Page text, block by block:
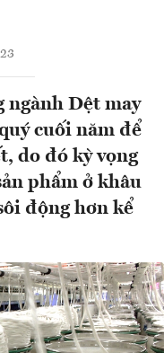
ngành Dệt may
cuối năm để
do đó kỳ vọng
phẩm ở khâu
động hơn kể